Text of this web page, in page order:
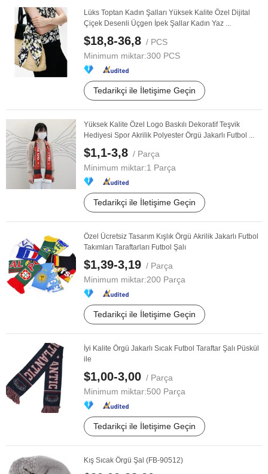
Lüks Toptan Kadın Şalları Yüksek Kalite Özel Dijital
Çiçek Desenli Üçgen İpek Şallar Kadın Yaz ...
$18,8-36,8 / PCS
Minimum miktar:300 PCS
Tedarikçi ile İletişime Geçin
Yüksek Kalite Özel Logo Baskılı Dekoratif Teşvik
Hediyesi Spor Akrilik Polyester Örgü Jakarlı Futbol ...
$1,1-3,8 / Parça
Minimum miktar:1 Parça
Tedarikçi ile İletişime Geçin
Özel Ücretsiz Tasarım Kışlık Örgü Akrilik Jakarlı Futbol
Takımları Taraftarları Futbol Şalı
$1,39-3,19 / Parça
Minimum miktar:200 Parça
Tedarikçi ile İletişime Geçin
İyi Kalite Örgü Jakarlı Sıcak Futbol Taraftar Şalı Püskül
ile
$1,00-3,00 / Parça
Minimum miktar:500 Parça
Tedarikçi ile İletişime Geçin
Kış Sıcak Örgü Şal (FB-90512)